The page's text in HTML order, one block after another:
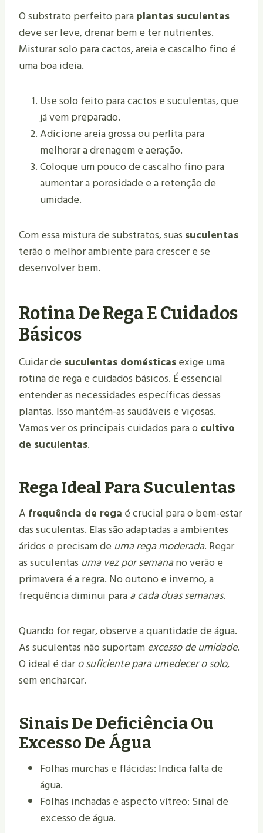
O substrato perfeito paraplantas suculentas
deve ser leve, drenar bem e ter nutrientes.
Misturar solo para cactos, areia e cascalho fino é
uma boa ideia.
Use solo feito para cactos e suculentas, que
já vem preparado.
Adicione areia grossa ou perlita para
melhorar a drenagem e aeração.
Coloque um pouco de cascalho fino para
aumentar a porosidade e a retenção de
umidade.
Com essa mistura de substratos, suas suculentas
terão o melhor ambiente para crescer e se
desenvolver bem.
Rotina De Rega E Cuidados
Básicos
Cuidar de suculentas domésticasexige uma
rotina de rega e cuidados básicos. É essencial
entender as necessidades específicas dessas
plantas. Isso mantém-as saudáveis e viçosas.
Vamos ver os principais cuidados para ocultivo
de suculentas.
Rega Ideal Para Suculentas
A frequência de rega é crucial para o bem-estar
das suculentas. Elas são adaptadas a ambientes
áridos e precisam de uma rega moderada. Regar
as suculentas uma vez por semanano verão e
primavera é a regra. No outono e inverno, a
frequência diminui paraa cada duas semanas.
Quando for regar, observe a quantidade de água.
As suculentas não suportamexcesso de umidade.
O ideal é daro suficiente para umedecer o solo,
sem encharcar.
Sinais De Deficiência Ou
Excesso De Água
Folhas murchas e flácidas: Indica falta de
água.
Folhas inchadas e aspecto vítreo: Sinal de
excesso de água.